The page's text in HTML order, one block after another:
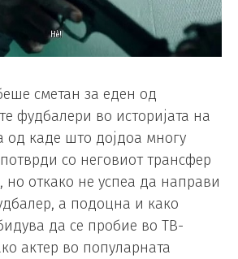
сметан за еден од
фудбалери во историјата на
од каде што дојдоа многу
со неговиот трансфер
откако не успеа да направи
а подоцна и како
да се пробие во ТВ-
актер во популарната